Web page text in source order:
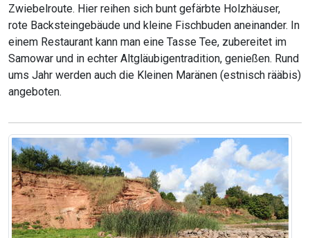
Zwiebelroute. Hier reihen sich bunt gefärbte Holzhäuser,
rote Backsteingebäude und kleine Fischbuden aneinander. In
einem Restaurant kann man eine Tasse Tee, zubereitet im
Samowar und in echter Altgläubigentradition, genießen. Rund
ums Jahr werden auch die Kleinen Maränen (estnisch rääbis)
angeboten.